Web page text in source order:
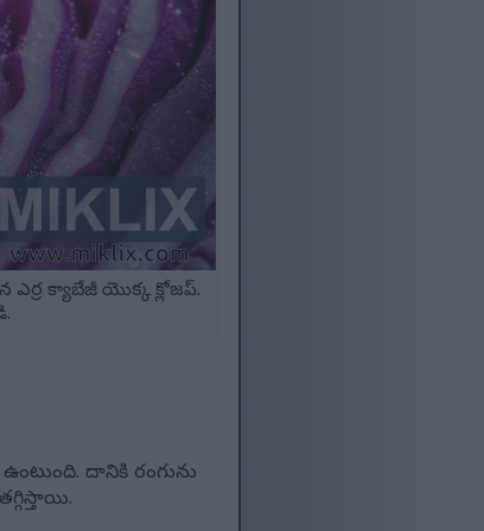
క్యాబేజీ యొక్క క్లోజప్.
దానికి రంగును